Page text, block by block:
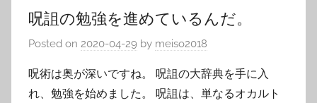
呪詛の勉強を進めているんだ。
Posted on 2020-04-29 by meiso2018
呪術は奥が深いですね。 呪詛の大辞典を手に入
れ、勉強を始めました。 呪詛は、単なるオカルト